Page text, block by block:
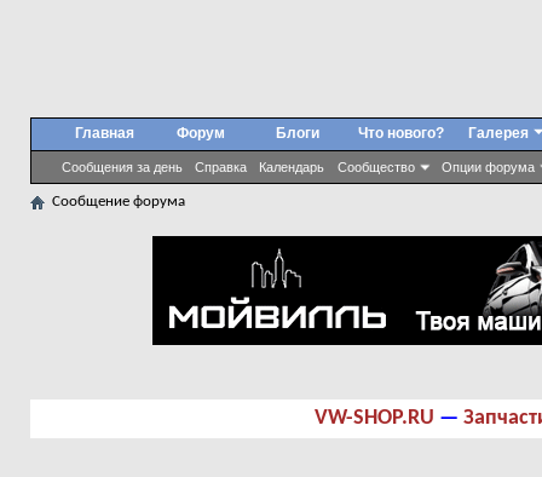
Главная Форум
Сообщения за день Справка Календарь Сообщество Опции форума
Блоги Что нового? Галерея
Сообщение форума
VW-SHOP.RU —